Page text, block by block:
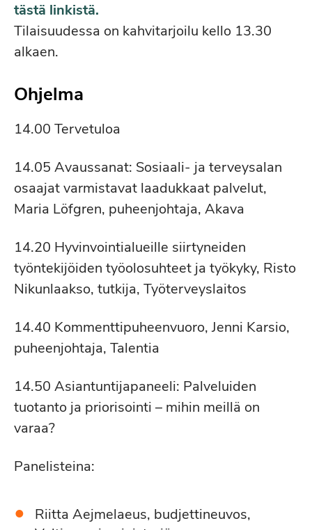
tästä linkistä.
Tilaisuudessa on kahvitarjoilu kello 13.30
alkaen.
Ohjelma
14.00 Tervetuloa
14.05 Avaussanat: Sosiaali- ja terveysalan
osaajat varmistavat laadukkaat palvelut,
Maria Löfgren, puheenjohtaja, Akava
14.20 Hyvinvointialueille siirtyneiden
työntekijöiden työolosuhteet ja työkyky, Risto
Nikunlaakso, tutkija, Työterveyslaitos
14.40 Kommenttipuheenvuoro, Jenni Karsio,
puheenjohtaja, Talentia
14.50 Asiantuntijapaneeli: Palveluiden
tuotanto ja priorisointi – mihin meillä on
varaa?
Panelisteina:
Riitta Aejmelaeus, budjettineuvos,